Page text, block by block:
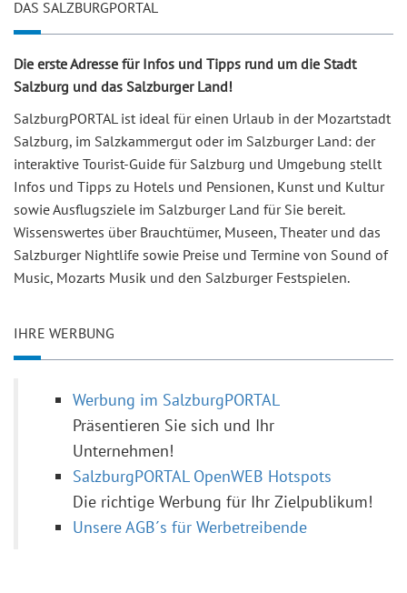
DAS SALZBURGPORTAL
Die erste Adresse für Infos und Tipps rund um die Stadt
Salzburg und das Salzburger Land!
SalzburgPORTAL ist ideal für einen Urlaub in der Mozartstadt
Salzburg, im Salzkammergut oder im Salzburger Land: der
interaktive Tourist-Guide für Salzburg und Umgebung stellt
Infos und Tipps zu Hotels und Pensionen, Kunst und Kultur
sowie Ausflugsziele im Salzburger Land für Sie bereit.
Wissenswertes über Brauchtümer, Museen, Theater und das
Salzburger Nightlife sowie Preise und Termine von Sound of
Music, Mozarts Musik und den Salzburger Festspielen.
IHRE WERBUNG
Werbung im SalzburgPORTAL
Präsentieren Sie sich und Ihr
Unternehmen!
SalzburgPORTAL OpenWEB Hotspots
Die richtige Werbung für Ihr Zielpublikum!
Unsere AGB´s für Werbetreibende